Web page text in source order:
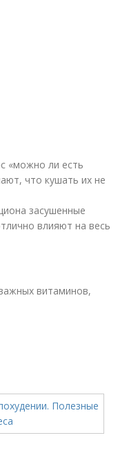
«можно ли есть
что кушать их не
засушенные
влияют на весь
витаминов,